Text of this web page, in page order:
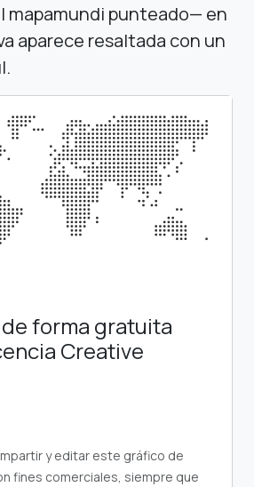
mapamundi punteado— en
aparece resaltada con un
forma gratuita
Creative
y editar este gráfico de
fines comerciales, siempre que